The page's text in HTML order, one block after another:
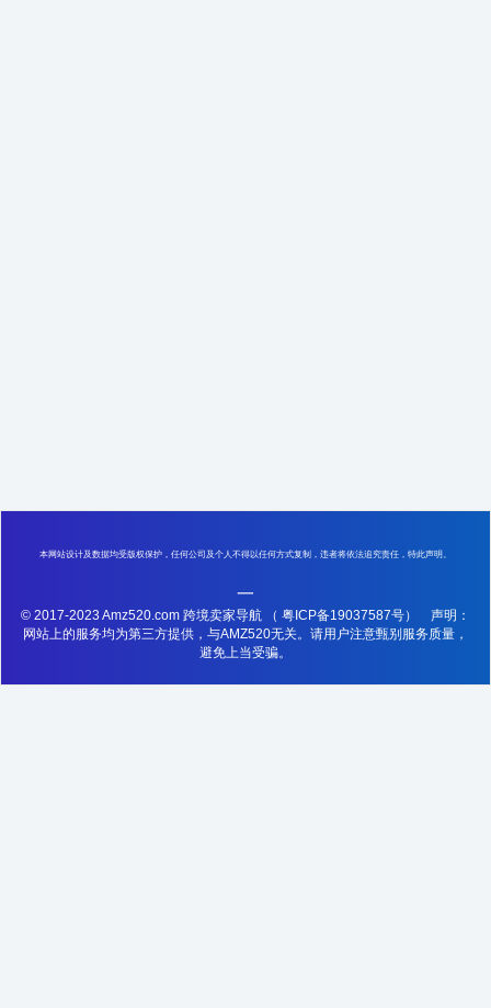
本网站设计及数据均受版权保护，任何公司及个人不得以任何方式复制，违者将依法追究责任，特此声明。
一
© 2017-2023 Amz520.com 跨境卖家导航 （ 粤ICP备19037587号）
声明：
网站上的服务均为第三方提供，与AMZ520无关。请用户注意甄别服务质量，
避免上当受骗。